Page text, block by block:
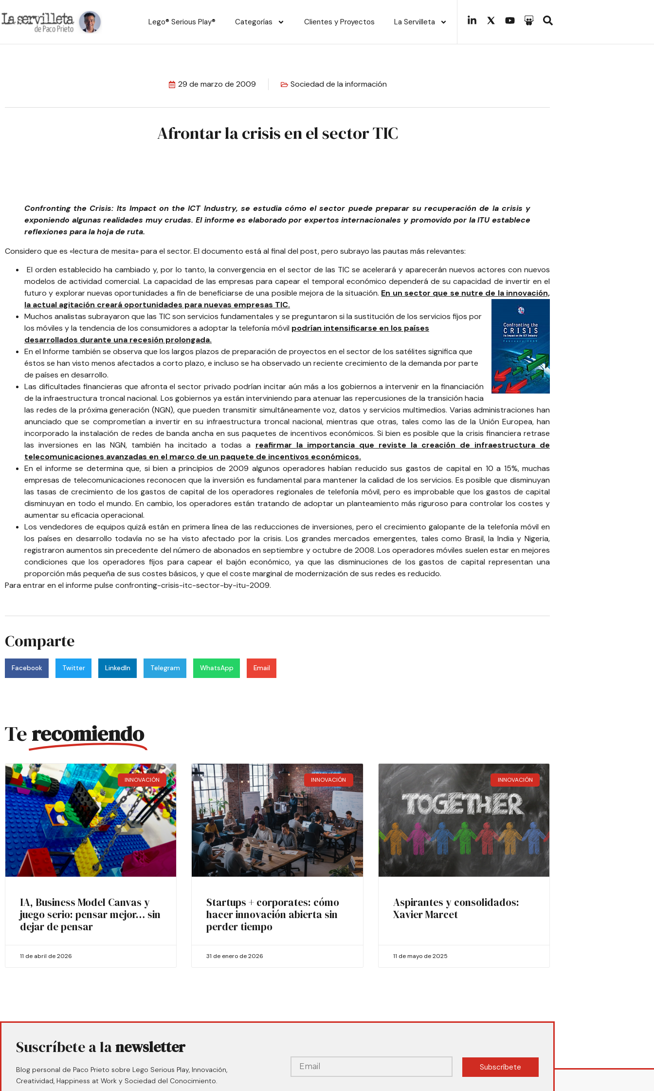
Lego® Serious Play® Categorías Clientes y Proyectos La Servilleta
29 de marzo de 2009 Sociedad de la información
Afrontar la crisis en el sector TIC
Confronting the Crisis: Its Impact on the ICT Industry, se estudia cómo el sector puede preparar su recuperación de la crisis y
exponiendo algunas realidades muy crudas. El informe es elaborado por expertos internacionales y promovido por laITU establece
reflexiones para la hoja de ruta.
Considero que es «lectura de mesita» para el sector. El documento está al final del post, pero subrayo las pautas más relevantes:
El orden establecido ha cambiado y, por lo tanto, la convergencia en el sector de las TIC se acelerará y aparecerán nuevos actores con nuevos
modelos de actividad comercial. La capacidad de las empresas para capear el temporal económico dependerá de su capacidad de invertir en el
futuro y explorar nuevas oportunidades a fin de beneficiarse de una posible mejora de la situación. En un sector que se nutre de la innovación,
la actual agitación creará oportunidades para nuevas empresas TIC.
Muchos analistas subrayaron que las TIC son servicios fundamentales y se preguntaron si la sustitución de los servicios fijos por
los móviles y la tendencia de los consumidores a adoptar la telefonía móvil podrían intensificarse en los países
desarrollados durante una recesión prolongada.
En el Informe también se observa que los largos plazos de preparación de proyectos en el sector de los satélites significa que
éstos se han visto menos afectados a corto plazo, e incluso se ha observado un reciente crecimiento de la demanda por parte
de países en desarrollo.
Las dificultades financieras que afronta el sector privado podrían incitar aún más a los gobiernos a intervenir en la financiación
de la infraestructura troncal nacional. Los gobiernos ya están interviniendo para atenuar las repercusiones de la transición hacia
las redes de la próxima generación (NGN), que pueden transmitir simultáneamente voz, datos y servicios multimedios. Varias administraciones han
anunciado que se comprometían a invertir en su infraestructura troncal nacional, mientras que otras, tales como las de la Unión Europea, han
incorporado la instalación de redes de banda ancha en sus paquetes de incentivos económicos. Si bien es posible que la crisis financiera retrase
las inversiones en las NGN, también ha incitado a todas a reafirmar la importancia que reviste la creación de infraestructura de
telecomunicaciones avanzadas en el marco de un paquete de incentivos económicos.
En el informe se determina que, si bien a principios de 2009 algunos operadores habían reducido sus gastos de capital en 10 a 15%, muchas
empresas de telecomunicaciones reconocen que la inversión es fundamental para mantener la calidad de los servicios. Es posible que disminuyan
las tasas de crecimiento de los gastos de capital de los operadores regionales de telefonía móvil, pero es improbable que los gastos de capital
disminuyan en todo el mundo. En cambio, los operadores están tratando de adoptar un planteamiento más riguroso para controlar los costes y
aumentar su eficacia operacional.
Los vendedores de equipos quizá están en primera línea de las reducciones de inversiones, pero el crecimiento galopante de la telefonía móvil en
los países en desarrollo todavía no se ha visto afectado por la crisis. Los grandes mercados emergentes, tales como Brasil, la India y Nigeria,
registraron aumentos sin precedente del número de abonados en septiembre y octubre de 2008. Los operadores móviles suelen estar en mejores
condiciones que los operadores fijos para capear el bajón económico, ya que las disminuciones de los gastos de capital representan una
proporción más pequeña de sus costes básicos, y que el coste marginal de modernización de sus redes es reducido.
Para entrar en el informe pulse confronting-crisis-itc-sector-by-itu-2009.
Comparte
Facebook Twitter LinkedIn Telegram WhatsApp Email
Terecomiendo
INNOVACIÓN
IA, Business Model Canvas y
juego serio: pensar mejor… sin
dejar de pensar
11 de abril de 2026
INNOVACIÓN
Startups + corporates: cómo
hacer innovación abierta sin
perder tiempo
31 de enero de 2026
INNOVACIÓN
Aspirantes y consolidados:
Xavier Marcet
11 de mayo de 2025
Suscríbete a lanewsletter
Blog personal de Paco Prieto sobre Lego Serious Play, Innovación,
Creatividad, Happiness at Work y Sociedad del Conocimiento.
Subscríbete